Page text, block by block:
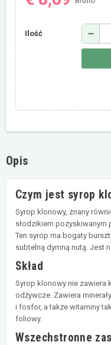
Ilość remove
Opis
Czym jest syrop
Syrop klonowy, znany
słodzikiem pozyskiwanym
Ten syrop ma bogaty
subtelną dymną nutą. Jest
Skład
Syrop klonowy nie zawiera
odżywcze. Zawiera
i fosfor, a także witaminy
foliowy.
Wszechstronne